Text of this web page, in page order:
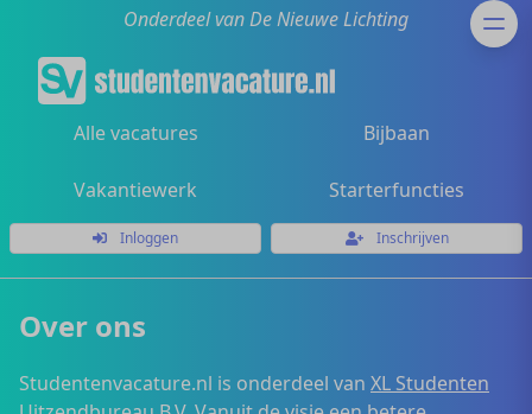
Onderdeel van De Nieuwe Lichting
Alle vacatures Bijbaan
Vakantiewerk Starterfuncties
Inloggen Inschrijven
Over ons
Studentenvacature.nl is onderdeel van XL Studenten